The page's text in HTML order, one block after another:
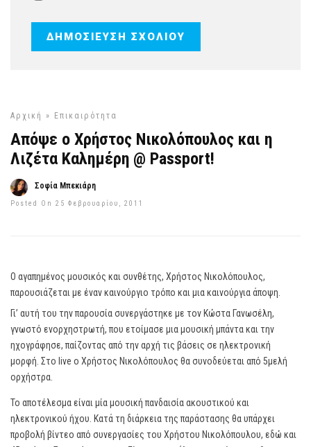
Αρχική » Επικαιρότητα
Απόψε ο Χρήστος Νικολόπουλος και η
Λιζέτα Καλημέρη @ Passport!
Σοφία Μπεκιάρη
Posted On 25 Φεβρουαρίου, 2011
Ο αγαπημένος μουσικός και συνθέτης, Χρήστος Νικολόπουλος,
παρουσιάζεται με έναν καινούργιο τρόπο και μια καινούργια άποψη.
Γι’ αυτή του την παρουσία συνεργάστηκε με τον Κώστα Γανωσέλη,
γνωστό ενορχηστρωτή, που ετοίμασε μια μουσική μπάντα και την
ηχογράφησε, παίζοντας από την αρχή τις βάσεις σε ηλεκτρονική
μορφή. Στο live ο Χρήστος Νικολόπουλος θα συνοδεύεται από 5μελή
ορχήστρα.
Το αποτέλεσμα είναι μία μουσική πανδαισία ακουστικού και
ηλεκτρονικού ήχου. Κατά τη διάρκεια της παράστασης θα υπάρχει
προβολή βίντεο από συνεργασίες του Χρήστου Νικολόπουλου, εδώ και